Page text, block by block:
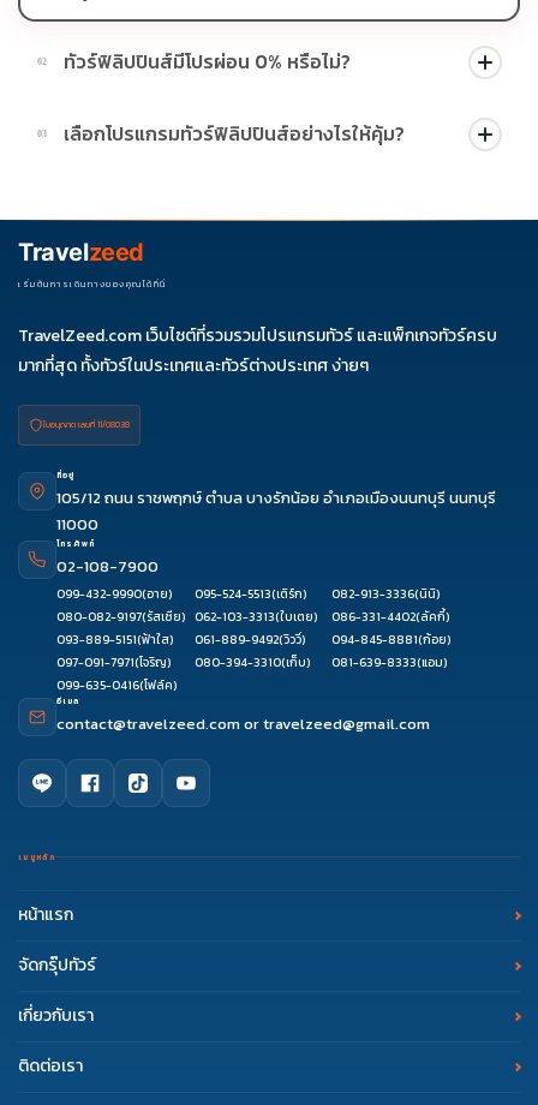
02 ทัวร์ฟิลิปปินส์มีโปรผ่อน 0% หรือไม่?
บางโปรแกรมมีโปรผ่อน 0% หรือโปรโมชั่นบัตรเครดิตตามเงื่อนไขที่
บริษัทกำหนด สามารถดูสัญลักษณ์โปรโมชั่นในรายการทัวร์แต่ละ
03 เลือกโปรแกรมทัวร์ฟิลิปปินส์อย่างไรให้คุ้ม?
ช่วงราคา ไม่ควรเทียบจากราคาต่ำสุดเพียงอย่างเดียว
Travelzeed
เริ่มต้นการเดินทางของคุณได้ที่นี่
TravelZeed.com เว็บไซต์ที่รวมรวมโปรแกรมทัวร์ และแพ็กเกจทัวร์ครบ
มากที่สุด ทั้งทัวร์ในประเทศและทัวร์ต่างประเทศ ง่ายๆ
ใบอนุญาต เลขที่ 11/08038
ที่อยู่
105/12 ถนน ราชพฤกษ์ ตำบล บางรักน้อย อำเภอเมืองนนทบุรี นนทบุรี
11000
โทรศัพท์
02-108-7900
099-432-9990(อาย) 095-524-5513(เติร์ก) 082-913-3336(นินิ)
080-082-9197(รัสเซีย) 062-103-3313(ใบเตย) 086-331-4402(ลัคกี้)
093-889-5151(ฟ้าใส) 061-889-9492(วิววี่) 094-845-8881(ก้อย)
097-091-7971(โจริญ) 080-394-3310(เก็บ) 081-639-8333(แอม)
099-635-0416(โฟล์ค)
อีเมล
contact@travelzeed.comortravelzeed@gmail.com
เมนูหลัก
หน้าแรก
จัดกรุ๊ปทัวร์
เกี่ยวกับเรา
ติดต่อเรา